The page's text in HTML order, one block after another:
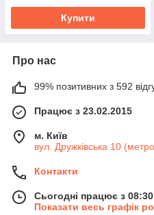
Купити
Про нас
99% позитивних з 592
Працює з 23.02.2015
м. Київ
вул. Дружківська 10
Контакти
Сьогодні працює з
Показати весь графік